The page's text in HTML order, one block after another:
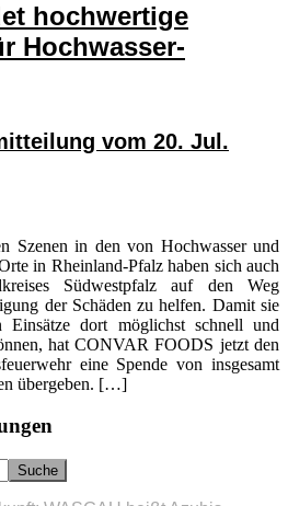
hochwertige
Hochwasser-
vom 20. Jul.
Szenen in den von Hochwasser und
in Rheinland-Pfalz haben sich auch
Südwestpfalz auf den Weg
der Schäden zu helfen. Damit sie
Einsätze dort möglichst schnell und
hat CONVAR FOODS jetzt den
eine Spende von insgesamt
übergeben. […]